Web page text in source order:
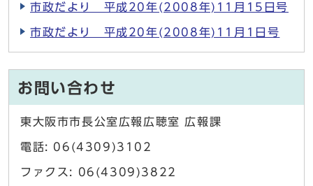
市政だより 平成20年(2008年)11月15日号
市政だより 平成20年(2008年)11月1日号
お問い合わせ
東大阪市市長公室広報広聴室 広報課
電話: 06(4309)3102
ファクス: 06(4309)3822